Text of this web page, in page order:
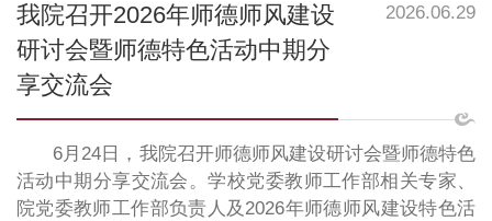
我院召开2026年师德师风建设
研讨会暨师德特色活动中期分
享交流会
2026.06.29
6月24日，我院召开师德师风建设研讨会暨师德特色
活动中期分享交流会。学校党委教师工作部相关专家、
院党委教师工作部负责人及2026年师德师风建设特色活